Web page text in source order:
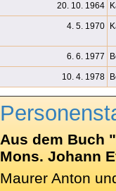
20. 10. 1964
4. 5. 1970
6. 6. 1977
10. 4. 1978
Aus dem Buch
Mons. Johann
Maurer Anton